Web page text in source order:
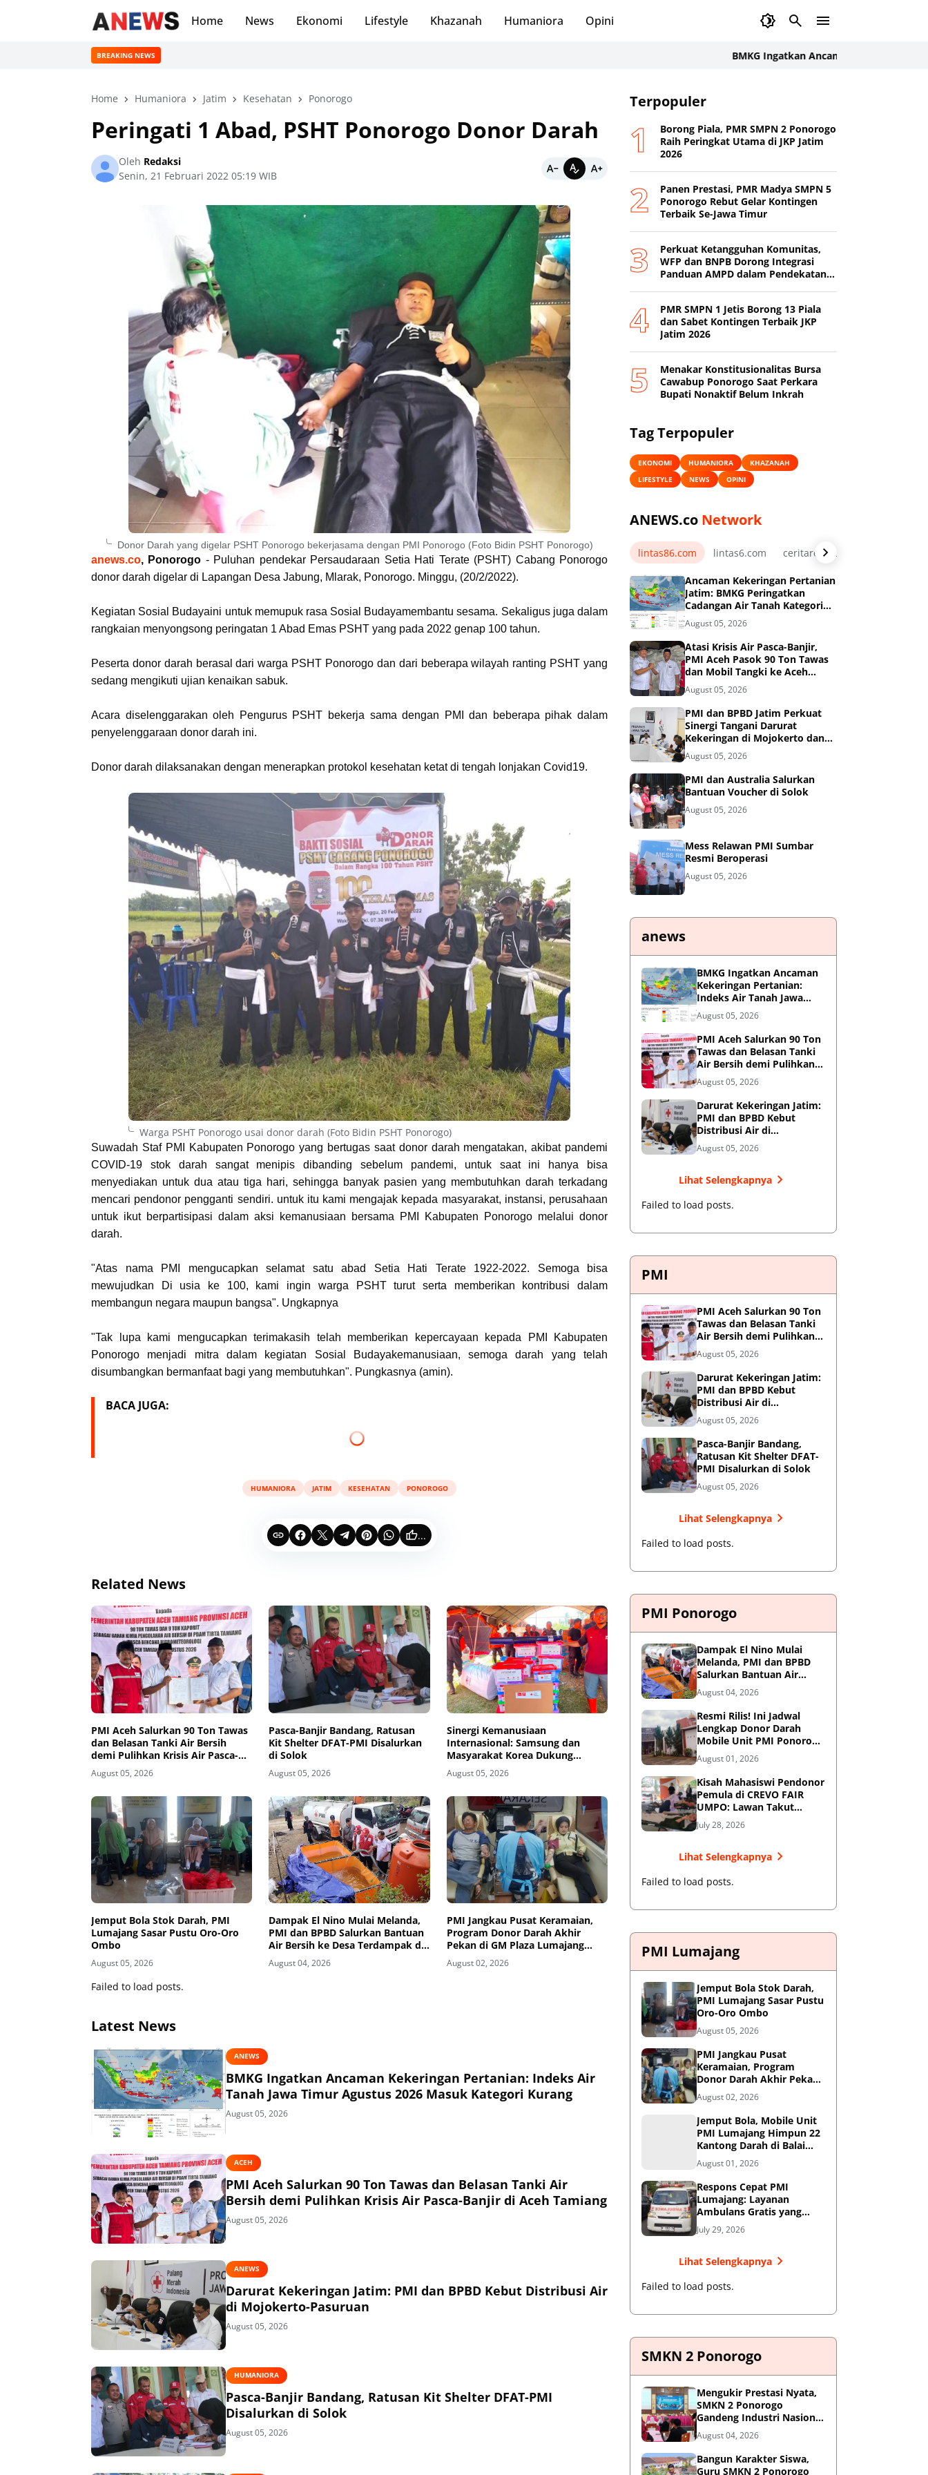
Home News Ekonomi Lifestyle Khazanah Humaniora Opini
BREAKING NEWS BMKG Ingatkan Ancaman Kekeringan Pertanian:
Home Humaniora Jatim Kesehatan Ponorogo
Peringati 1 Abad, PSHT Ponorogo Donor Darah
Oleh Redaksi
Senin, 21 Februari 2022 05:19 WIB
Donor Darah yang digelar PSHT Ponorogo bekerjasama dengan PMI Ponorogo (Foto Bidin PSHT Ponorogo)
anews.co, Ponorogo - Puluhan pendekar Persaudaraan Setia Hati Terate (PSHT) Cabang Ponorogo
donor darah digelar di Lapangan Desa Jabung, Mlarak, Ponorogo. Minggu, (20/2/2022).
Kegiatan Sosial Budayaini untuk memupuk rasa Sosial Budayamembantu sesama. Sekaligus juga dalam
rangkaian menyongsong peringatan 1 Abad Emas PSHT yang pada 2022 genap 100 tahun.
Peserta donor darah berasal dari warga PSHT Ponorogo dan dari beberapa wilayah ranting PSHT yang
sedang mengikuti ujian kenaikan sabuk.
Acara diselenggarakan oleh Pengurus PSHT bekerja sama dengan PMI dan beberapa pihak dalam
penyelenggaraan donor darah ini.
Donor darah dilaksanakan dengan menerapkan protokol kesehatan ketat di tengah lonjakan Covid19.
Warga PSHT Ponorogo usai donor darah (Foto Bidin PSHT Ponorogo)
Suwadah Staf PMI Kabupaten Ponorogo yang bertugas saat donor darah mengatakan, akibat pandemi
COVID-19 stok darah sangat menipis dibanding sebelum pandemi, untuk saat ini hanya bisa
menyediakan untuk dua atau tiga hari, sehingga banyak pasien yang membutuhkan darah terkadang
mencari pendonor pengganti sendiri. untuk itu kami mengajak kepada masyarakat, instansi, perusahaan
untuk ikut berpartisipasi dalam aksi kemanusiaan bersama PMI Kabupaten Ponorogo melalui donor
darah.
"Atas nama PMI mengucapkan selamat satu abad Setia Hati Terate 1922-2022. Semoga bisa
mewujudkan Di usia ke 100, kami ingin warga PSHT turut serta memberikan kontribusi dalam
membangun negara maupun bangsa". Ungkapnya
"Tak lupa kami mengucapkan terimakasih telah memberikan kepercayaan kepada PMI Kabupaten
Ponorogo menjadi mitra dalam kegiatan Sosial Budayakemanusiaan, semoga darah yang telah
disumbangkan bermanfaat bagi yang membutuhkan". Pungkasnya (amin).
BACA JUGA:
HUMANIORA JATIM KESEHATAN PONOROGO
...
Related News
PMI Aceh Salurkan 90 Ton Tawas
dan Belasan Tanki Air Bersih
demi Pulihkan Krisis Air Pasca-
Banjir di Aceh Tamiang
August 05, 2026
Pasca-Banjir Bandang, Ratusan
Kit Shelter DFAT-PMI Disalurkan
di Solok
August 05, 2026
Sinergi Kemanusiaan
Internasional: Samsung dan
Masyarakat Korea Dukung
Penguatan Gudang Logistik
Darurat PMI
August 05, 2026
Jemput Bola Stok Darah, PMI
Lumajang Sasar Pustu Oro-Oro
Ombo
August 05, 2026
Dampak El Nino Mulai Melanda,
PMI dan BPBD Salurkan Bantuan
Air Bersih ke Desa Terdampak di
Ponorogo
August 04, 2026
PMI Jangkau Pusat Keramaian,
Program Donor Darah Akhir
Pekan di GM Plaza Lumajang
Disambut Antusias
August 02, 2026
Failed to load posts.
Latest News
ANEWS
BMKG Ingatkan Ancaman Kekeringan Pertanian: Indeks Air
Tanah Jawa Timur Agustus 2026 Masuk Kategori Kurang
August 05, 2026
ACEH
PMI Aceh Salurkan 90 Ton Tawas dan Belasan Tanki Air
Bersih demi Pulihkan Krisis Air Pasca-Banjir di Aceh Tamiang
August 05, 2026
ANEWS
Darurat Kekeringan Jatim: PMI dan BPBD Kebut Distribusi Air
di Mojokerto-Pasuruan
August 05, 2026
HUMANIORA
Pasca-Banjir Bandang, Ratusan Kit Shelter DFAT-PMI
Disalurkan di Solok
August 05, 2026
Terpopuler
Borong Piala, PMR SMPN 2 Ponorogo
Raih Peringkat Utama di JKP Jatim
2026
Panen Prestasi, PMR Madya SMPN 5
Ponorogo Rebut Gelar Kontingen
Terbaik Se-Jawa Timur
Perkuat Ketangguhan Komunitas,
WFP dan BNPB Dorong Integrasi
Panduan AMPD dalam Pendekatan
PMR SMPN 1 Jetis Borong 13 Piala
dan Sabet Kontingen Terbaik JKP
Jatim 2026
Menakar Konstitusionalitas Bursa
Cawabup Ponorogo Saat Perkara
Bupati Nonaktif Belum Inkrah
Tag Terpopuler
EKONOMI HUMANIORA
KHAZANAH
LIFESTYLE
NEWS OPINI
ANEWS.co Network
lintas86.com lintas6.com ceritarelawan.my.id
Ancaman Kekeringan Pertanian
Jatim: BMKG Peringatkan
Cadangan Air Tanah Kategori
Kurang
August 05, 2026
Atasi Krisis Air Pasca-Banjir,
PMI Aceh Pasok 90 Ton Tawas
dan Mobil Tangki ke Aceh
Tamiang
August 05, 2026
PMI dan BPBD Jatim Perkuat
Sinergi Tangani Darurat
Kekeringan di Mojokerto dan
Pasuruan
August 05, 2026
PMI dan Australia Salurkan
Bantuan Voucher di Solok
August 05, 2026
Mess Relawan PMI Sumbar
Resmi Beroperasi
August 05, 2026
anews
BMKG Ingatkan Ancaman
Kekeringan Pertanian:
Indeks Air Tanah Jawa
Timur Agustus 2026
Masuk Kategori Kurang
August 05, 2026
PMI Aceh Salurkan 90 Ton
Tawas dan Belasan Tanki
Air Bersih demi Pulihkan
Krisis Air Pasca-Banjir di
Aceh Tamiang
August 05, 2026
Darurat Kekeringan Jatim:
PMI dan BPBD Kebut
Distribusi Air di
Mojokerto-Pasuruan
August 05, 2026
Lihat Selengkapnya
Failed to load posts.
PMI
PMI Aceh Salurkan 90 Ton
Tawas dan Belasan Tanki
Air Bersih demi Pulihkan
Krisis Air Pasca-Banjir di
Aceh Tamiang
August 05, 2026
Darurat Kekeringan Jatim:
PMI dan BPBD Kebut
Distribusi Air di
Mojokerto-Pasuruan
August 05, 2026
Pasca-Banjir Bandang,
Ratusan Kit Shelter DFAT-
PMI Disalurkan di Solok
August 05, 2026
Lihat Selengkapnya
Failed to load posts.
PMI Ponorogo
Dampak El Nino Mulai
Melanda, PMI dan BPBD
Salurkan Bantuan Air
Bersih ke Desa Terdampak
di Ponorogo
August 04, 2026
Resmi Rilis! Ini Jadwal
Lengkap Donor Darah
Mobile Unit PMI Ponorogo
Agustus 2026
August 01, 2026
Kisah Mahasiswi Pendonor
Pemula di CREVO FAIR
UMPO: Lawan Takut
Jarum Suntik demi
Kemanusiaan
July 28, 2026
Lihat Selengkapnya
Failed to load posts.
PMI Lumajang
Jemput Bola Stok Darah,
PMI Lumajang Sasar Pustu
Oro-Oro Ombo
August 05, 2026
PMI Jangkau Pusat
Keramaian, Program
Donor Darah Akhir Pekan
di GM Plaza Lumajang
Disambut Antusias
August 02, 2026
Jemput Bola, Mobile Unit
PMI Lumajang Himpun 22
Kantong Darah di Balai
Desa Jatirejo Kunir
August 01, 2026
Respons Cepat PMI
Lumajang: Layanan
Ambulans Gratis yang
Wajib Diketahui Warga
July 29, 2026
Lihat Selengkapnya
Failed to load posts.
SMKN 2 Ponorogo
Mengukir Prestasi Nyata,
SMKN 2 Ponorogo
Gandeng Industri Nasional
Demi Sesuaikan
Kurikulum dengan
Kebutuhan Dunia Kerja
August 04, 2026
Bangun Karakter Siswa,
Guru SMKN 2 Ponorogo